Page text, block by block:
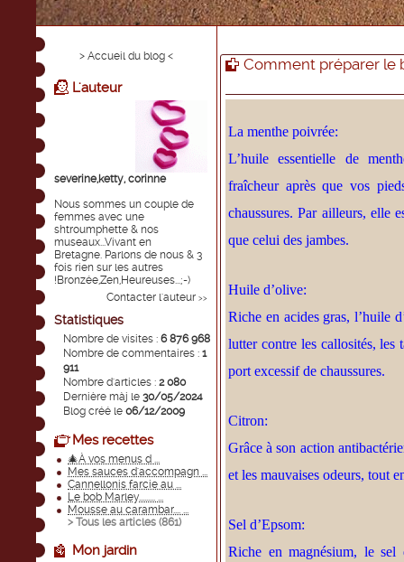
> Accueil du blog <
L'auteur
severine,ketty, corinne
Nous sommes un couple de
femmes avec une
shtroumphette & nos
museaux...Vivant en
Bretagne. Parlons de nous & 3
fois rien sur les autres
!Bronzée,Zen,Heureuses...;-)
Contacter l'auteur >>
Statistiques
Nombre de visites : 6 876 968
Nombre de commentaires : 1
911
Nombre d'articles : 2 080
Dernière màj le 30/05/2024
Blog créé le 06/12/2009
Mes recettes
🎄À vos menus d ...
Mes sauces d'accompagn ...
Cannellonis farcie au ...
Le bob Marley......... ...
Mousse au carambar.... ...
> Tous les articles (861)
Mon jardin
Comment préparer le
La menthe poivrée:
L’huile essentielle de
fraîcheur après que vos
chaussures. Par ailleurs, elle
que celui des jambes.
Huile d’olive:
Riche en acides gras, l’huile
lutter contre les callosités, les
port excessif de chaussures.
Citron:
Grâce à son action
et les mauvaises odeurs, tout
Sel d’Epsom:
Riche en magnésium, le sel